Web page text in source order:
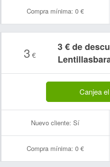
Compra mínima: 0 €
3 €
3 € de
Canjea
Nuevo cliente: Sí
Compra mínima: 0 €